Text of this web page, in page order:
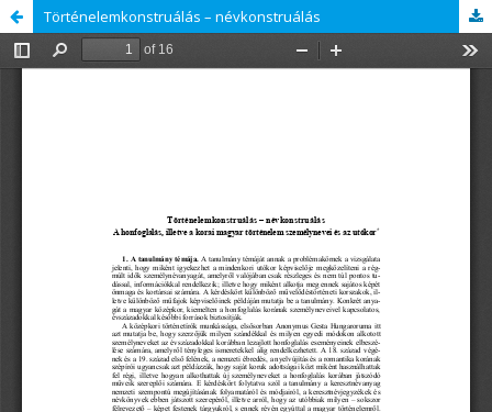
Történelemkonstruálás – névkonstruálás